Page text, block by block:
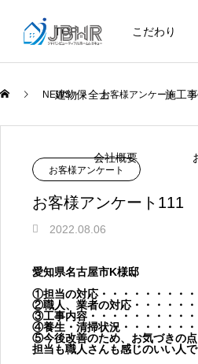
TOP こだわり
建物保全士 施工
会社概要
になります。
ニュース ブログ
NEW
お盆に伴う休業のお知らせ
2026.07.30
川崎市でリノベーションを検
へ｜後悔しない計画の立て方
の選び方
2026.07.01
NEW
2021.04.25
お客様アンケート405
2026.01.25
NEW
藤沢市でリノベーションを検
へ｜費用・進め方・会社選び
2026.08.01
川崎市でリノベーションを検
へ｜後悔しない計画の立て方
の選び方
2026.07.01
NEW
2021.04.25
クーリング・オフ手続きのお
2024.04.26
NEWS お客様アンケート
お客様アンケート
お客様アンケート111
2022.08.06
愛知県名古屋市K様邸
①担当の対応・・・・・・・・
②職人、業者の対応・・・・・
③工事内容・・・・・・・・・
④養生・清掃状況・・・・・・
⑤今後改善のため、お気づきの
担当も職人さんも感じのいい人で